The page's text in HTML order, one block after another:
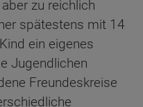
zu reichlich
spätestens mit 14
ein eigenes
Jugendlichen
Freundeskreise